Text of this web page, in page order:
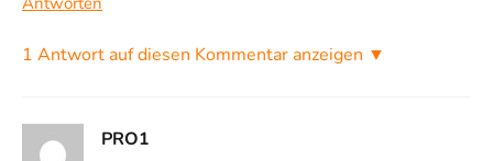
1 Antwort auf diesen Kommentar anzeigen ▼
PRO1